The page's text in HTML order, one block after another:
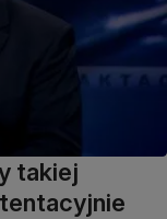
takiej